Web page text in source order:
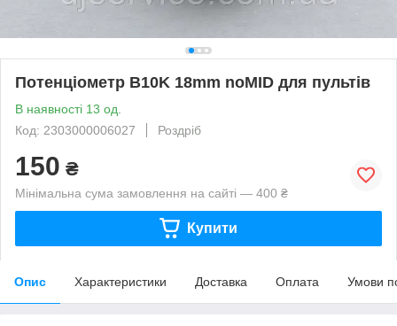
Потенціометр B10K 18mm noMID для пультів
В наявності 13 од.
Код: 2303000006027
Роздріб
150 ₴
Мінімальна сума замовлення на сайті — 400 ₴
Купити
Опис Характеристики Доставка Оплата Умови